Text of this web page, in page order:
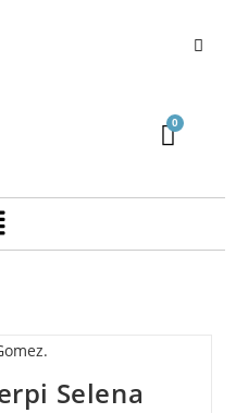
Selena